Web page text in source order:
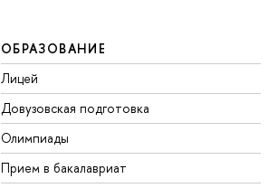
ОБРАЗОВАНИЕ
Лицей
Довузовская подготовка
Олимпиады
Прием в бакалавриат